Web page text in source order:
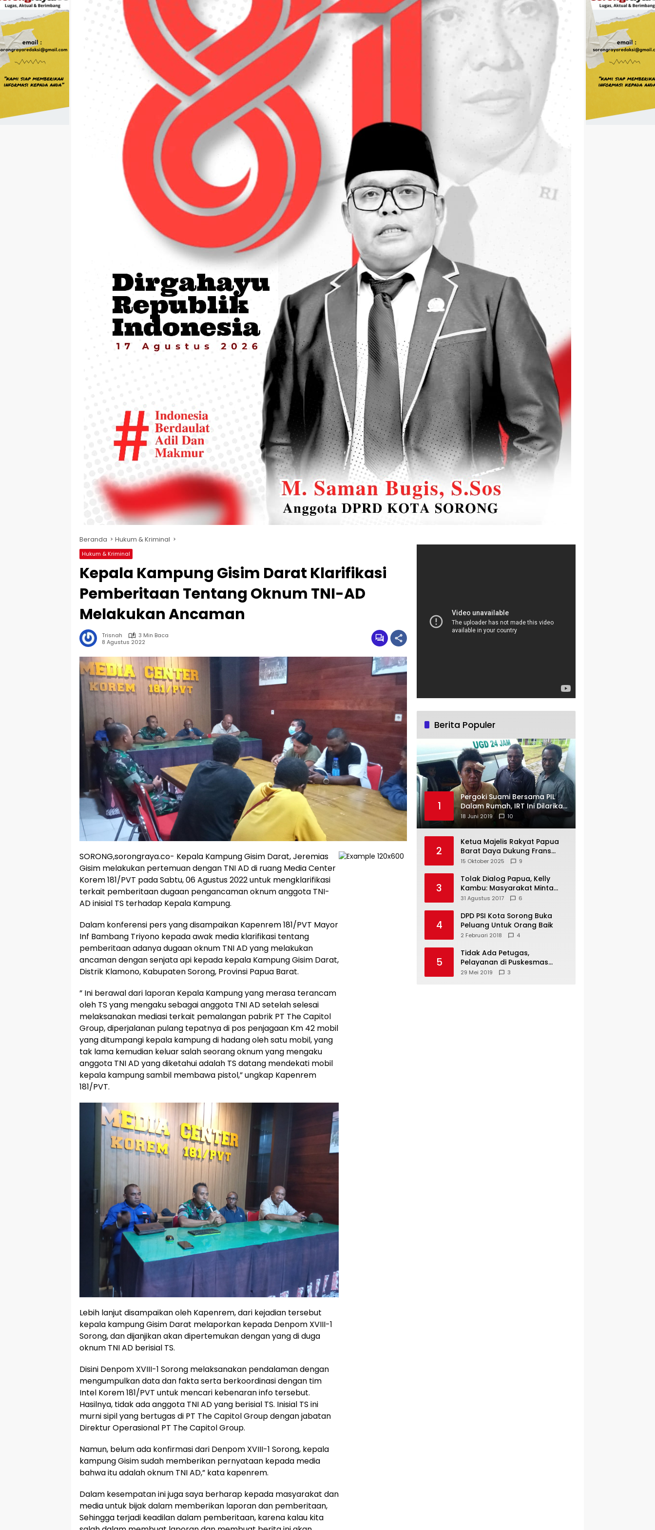
Beranda Hukum & Kriminal
Hukum & Kriminal
Kepala Kampung Gisim Darat Klarifikasi
Pemberitaan Tentang Oknum TNI-AD
Melakukan Ancaman
Trisnah
3 Min Baca
8 Agustus 2022
SORONG,sorongraya.co- Kepala Kampung Gisim Darat, Jeremias
Gisim melakukan pertemuan dengan TNI AD di ruang Media Center
Korem 181/PVT pada Sabtu, 06 Agustus 2022 untuk mengklarifikasi
terkait pemberitaan dugaan pengancaman oknum anggota TNI-
AD inisial TS terhadap Kepala Kampung.
Dalam konferensi pers yang disampaikan Kapenrem 181/PVT Mayor
Inf Bambang Triyono kepada awak media klarifikasi tentang
pemberitaan adanya dugaan oknum TNI AD yang melakukan
ancaman dengan senjata api kepada kepala Kampung Gisim Darat,
Distrik Klamono, Kabupaten Sorong, Provinsi Papua Barat.
” Ini berawal dari laporan Kepala Kampung yang merasa terancam
oleh TS yang mengaku sebagai anggota TNI AD setelah selesai
melaksanakan mediasi terkait pemalangan pabrik PT The Capitol
Group, diperjalanan pulang tepatnya di pos penjagaan Km 42 mobil
yang ditumpangi kepala kampung di hadang oleh satu mobil, yang
tak lama kemudian keluar salah seorang oknum yang mengaku
anggota TNI AD yang diketahui adalah TS datang mendekati mobil
kepala kampung sambil membawa pistol,” ungkap Kapenrem
181/PVT.
Lebih lanjut disampaikan oleh Kapenrem, dari kejadian tersebut
kepala kampung Gisim Darat melaporkan kepada Denpom XVIII-1
Sorong, dan dijanjikan akan dipertemukan dengan yang di duga
oknum TNI AD berisial TS.
Disini Denpom XVIII-1 Sorong melaksanakan pendalaman dengan
mengumpulkan data dan fakta serta berkoordinasi dengan tim
Intel Korem 181/PVT untuk mencari kebenaran info tersebut.
Hasilnya, tidak ada anggota TNI AD yang berisial TS. Inisial TS ini
murni sipil yang bertugas di PT The Capitol Group dengan jabatan
Direktur Operasional PT The Capitol Group.
Namun, belum ada konfirmasi dari Denpom XVIII-1 Sorong, kepala
kampung Gisim sudah memberikan pernyataan kepada media
bahwa itu adalah oknum TNI AD,” kata kapenrem.
Dalam kesempatan ini juga saya berharap kepada masyarakat dan
media untuk bijak dalam memberikan laporan dan pemberitaan,
Sehingga terjadi keadilan dalam pemberitaan, karena kalau kita
Berita Populer
1
Pergoki Suami Bersama PIL
Dalam Rumah, IRT Ini Dilarikan
ke RS
18 Juni 2019 10
2
Ketua Majelis Rakyat Papua
Barat Daya Dukung Frans
Pigome Sebagai Presidir PT
15 Oktober 2025 9
3
Tolak Dialog Papua, Kelly
Kambu: Masyarakat Minta
Pemekaran
31 Agustus 2017 6
4
DPD PSI Kota Sorong Buka
Peluang Untuk Orang Baik
2 Februari 2018 4
5
Tidak Ada Petugas,
Pelayanan di Puskesmas
Mare-Maybrat Lumpuh
29 Mei 2019 3